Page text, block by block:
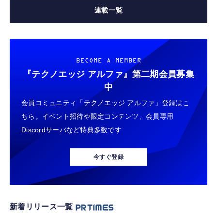
連載一覧
BECOME A MEMBER
『テクノエッジ アルファ』 第二期会員募集
中
会員コミュニティ「テクノエッジ アルファ」登録はこ
ちら。イベント招待や限定コンテンツ、会員専用
Discordサーバなど特典多数です
今すぐ登録
新着リリース一覧